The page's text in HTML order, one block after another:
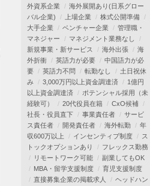
外資系企業
海外展開あり(日系グロー
バル企業)
上場企業
株式公開準備
大手企業
ベンチャー企業
管理職・
マネジャー
マネジメント業務なし
新規事業・新サービス
海外出張
海
外折衝
英語力が必要
中国語力が必
要
英語力不問 転勤なし
土日祝休
み
3,000万円以上資金調達済
1億円
以上資金調達済
ポテンシャル採用（未
経験可）
20代役員在籍
CxO候補
社長・役員直下
事業責任者
サービ
ス責任者
開発責任者 海外転勤
年
収600万以上
インセンティブ制度
ス
トックオプションあり
フレックス勤務
リモートワーク可能
副業してもOK
MBA・留学支援制度
育児支援制度
直接募集企業の掲載求人
ヘッドハン